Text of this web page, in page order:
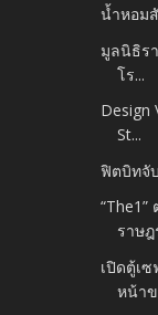
น้ำหอม
มูลนิธิร
โร...
Design
St...
ฟิตบิทจั
ราษฎ
เปิดตู้เ
หน้าข